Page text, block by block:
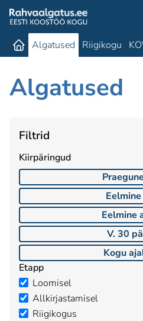
Algatused Riigikogu
Algatused
Filtrid
Kiirpäringud
Eelmine
V. 30
Kogu
Etapp
Loomisel
Allkirjastamisel
Riigikogus